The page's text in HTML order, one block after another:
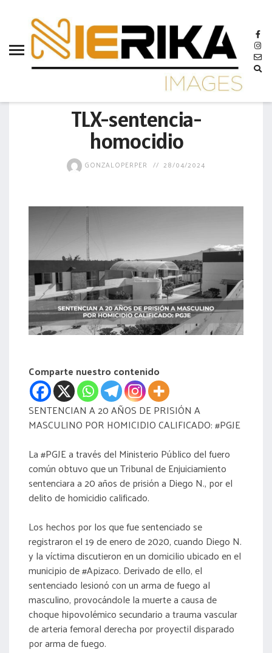
TLX-sentencia-
homocidio
GONZALOPERPER 28/04/2024
Comparte nuestro contenido
SENTENCIAN A 20 AÑOS DE PRISIÓN A
MASCULINO POR HOMICIDIO CALIFICADO: #PGJE
La #PGJE a través del Ministerio Público del fuero
común obtuvo que un Tribunal de Enjuiciamiento
sentenciara a 20 años de prisión a Diego N., por el
delito de homicidio calificado.
Los hechos por los que fue sentenciado se
registraron el 19 de enero de 2020, cuando Diego N.
y la víctima discutieron en un domicilio ubicado en el
municipio de #Apizaco. Derivado de ello, el
sentenciado lesionó con un arma de fuego al
masculino, provocándole la muerte a causa de
choque hipovolémico secundario a trauma vascular
de arteria femoral derecha por proyectil disparado
por arma de fuego.
aamtlax
abanderamiento
acreditación